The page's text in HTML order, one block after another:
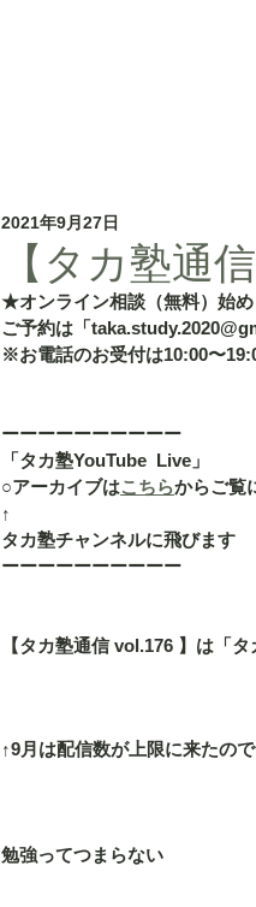
【タカ塾通
2021年9月27日
★オンライン相談（無料）始
ご予約は「
※お電話のお受付は10:00〜
ーーーーーーーーーー
「タカ塾YouTube  Live」
○アーカイブはこちらからご覧
↑
タカ塾チャンネルに飛びます
ーーーーーーーーーー
【タカ塾通信 vol.176 】は「
↑9月は配信数が上限に来たの
勉強ってつまらない